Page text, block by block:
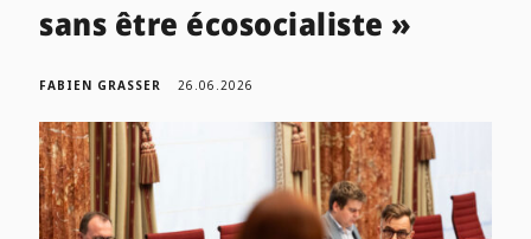
sans être écosocialiste »
FABIEN GRASSER 26.06.2026